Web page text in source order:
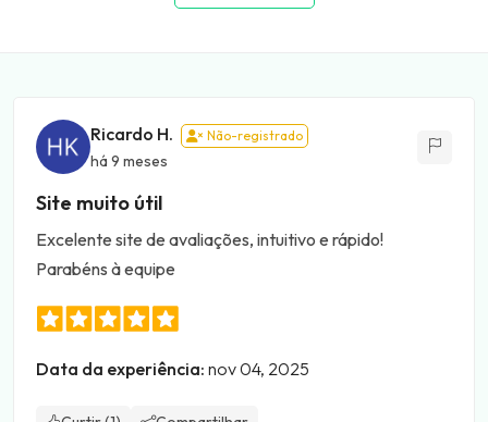
Ricardo H. Não-registrado
há 9 meses
Site muito útil
Excelente site de avaliações, intuitivo e rápido!
Parabéns à equipe
Data da experiência: nov 04, 2025